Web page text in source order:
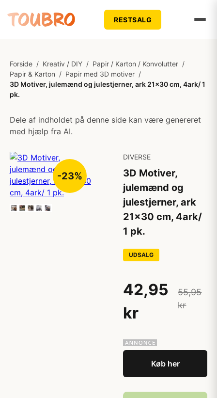
RESTSALG
Forside / Kreativ / DIY / Papir / Karton / Konvolutter /
Papir & Karton / Papir med 3D motiver /
3D Motiver, julemænd og julestjerner, ark 21x30 cm, 4ark/ 1
pk.
Dele af indholdet på denne side kan være genereret
med hjælp fra AI.
-23%
DIVERSE
3D Motiver,
julemænd og
julestjerner, ark
21x30 cm, 4ark/
1 pk.
UDSALG
42,95
kr
55,95
kr
Køb her